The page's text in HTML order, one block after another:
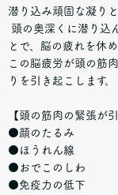
潜り込み頑固な凝りと
頭の奥深くに潜り込
とで、脳の疲れを休め
この脳疲労が頭の筋
りを引き起こします。
【頭の筋肉の緊張が
●顔のたるみ
●ほうれん線
●おでこのしわ
●免疫力の低下